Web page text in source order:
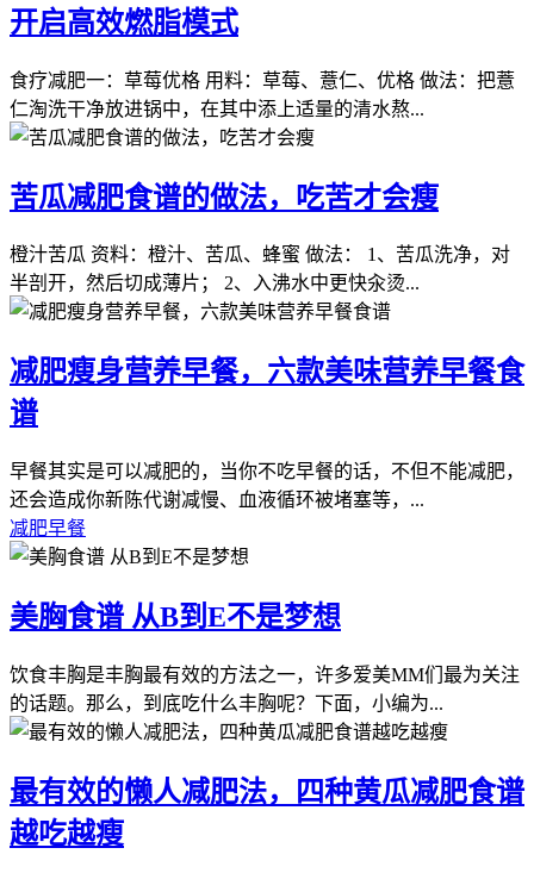
开启高效燃脂模式
食疗减肥一：草莓优格 用料：草莓、薏仁、优格 做法：把薏
仁淘洗干净放进锅中，在其中添上适量的清水熬...
苦瓜减肥食谱的做法，吃苦才会瘦
橙汁苦瓜 资料：橙汁、苦瓜、蜂蜜 做法： 1、苦瓜洗净，对
半剖开，然后切成薄片； 2、入沸水中更快汆烫...
减肥瘦身营养早餐，六款美味营养早餐食
谱
早餐其实是可以减肥的，当你不吃早餐的话，不但不能减肥，
还会造成你新陈代谢减慢、血液循环被堵塞等，...
减肥早餐
美胸食谱 从B到E不是梦想
饮食丰胸是丰胸最有效的方法之一，许多爱美MM们最为关注
的话题。那么，到底吃什么丰胸呢？下面，小编为...
最有效的懒人减肥法，四种黄瓜减肥食谱
越吃越瘦